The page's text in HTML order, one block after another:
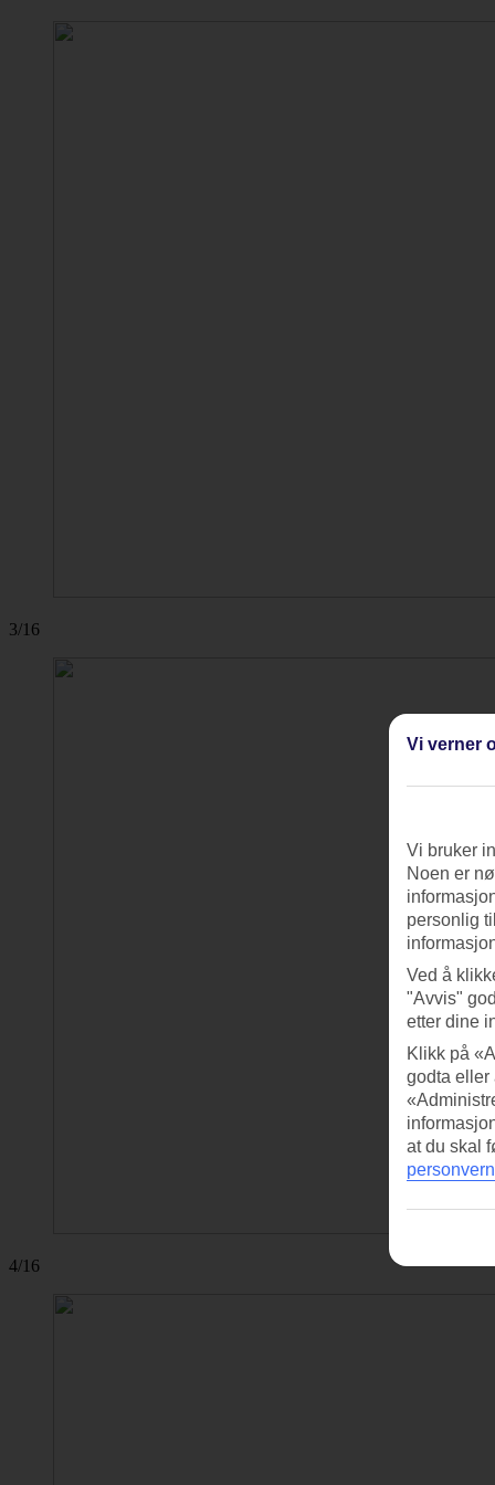
3/16
4/16
Vi verner
Vi bruker
Noen er
personlig
Ved å
"Avvis"
etter dine
Klikk på
godta eller
at du skal